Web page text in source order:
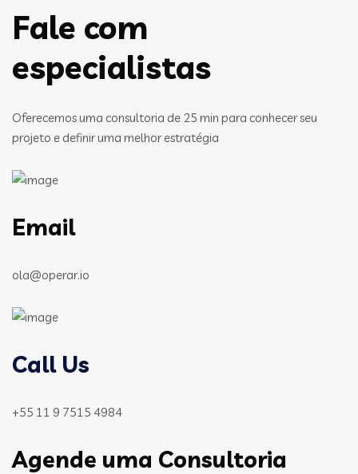
Fale com
especialistas
Oferecemos uma consultoria de 25 min para conhecer seu
projeto e definir uma melhor estratégia
Email
ola@operar.io
Call Us
+55 11 9 7515 4984
Agende uma Consultoria